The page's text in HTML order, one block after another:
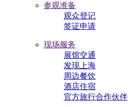
参观准备
观众登记
签证申请
现场服务
展馆交通
发现上海
周边餐饮
酒店住宿
官方旅行合作伙伴